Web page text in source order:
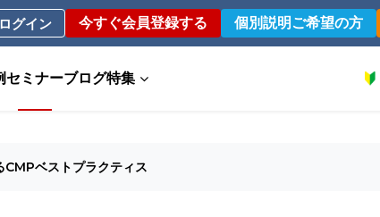
ログイン 今すぐ会員登録する 個別説明ご希望の方
セミナーブログ特集
CMPベストプラクティス